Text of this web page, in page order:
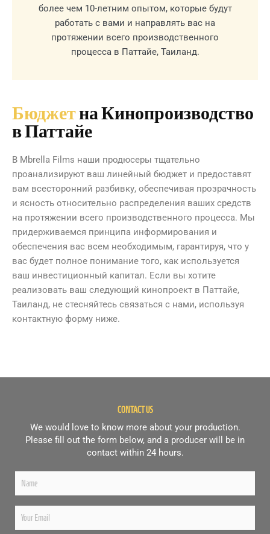
более чем 10-летним опытом, которые будут
работать с вами и направлять вас на
протяжении всего производственного
процесса в Паттайе, Таиланд.
Бюджетна Кинопроизводство
в Паттайе
В Mbrella Films наши продюсеры тщательно
проанализируют ваш линейный бюджет и предоставят
вам всесторонний разбивку, обеспечивая прозрачность
и ясность относительно распределения ваших средств
на протяжении всего производственного процесса. Мы
придерживаемся принципа информирования и
обеспечения вас всем необходимым, гарантируя, что у
вас будет полное понимание того, как используется
ваш инвестиционный капитал. Если вы хотите
реализовать ваш следующий кинопроект в Паттайе,
Таиланд, не стесняйтесь связаться с нами, используя
контактную форму ниже.
CONTACT US
We would love to know more about your production.
Please fill out the form below, and a producer will be in
contact within 24 hours.